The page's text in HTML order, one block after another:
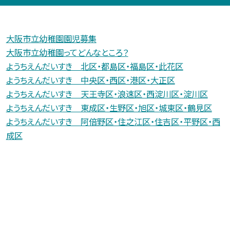
大阪市立幼稚園園児募集
大阪市立幼稚園ってどんなところ？
ようちえんだいすき 北区・都島区・福島区・此花区
ようちえんだいすき 中央区・西区・港区・大正区
ようちえんだいすき 天王寺区・浪速区・西淀川区・淀川区
ようちえんだいすき 東成区・生野区・旭区・城東区・鶴見区
ようちえんだいすき 阿倍野区・住之江区・住吉区・平野区・西
成区